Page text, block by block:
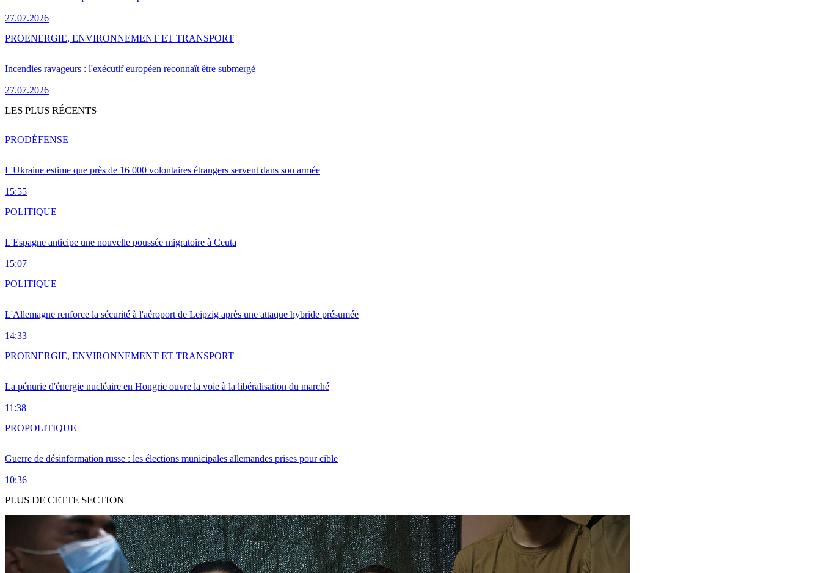
27.07.2026
Incendies ravageurs : l'exécutif européen reconnaît être submergé
27.07.2026
PROENERGIE, ENVIRONNEMENT ET TRANSPORT
LES PLUS RÉCENTS
L'Ukraine estime que près de 16 000 volontaires étrangers servent dans son armée
15:55
PRODÉFENSE
L'Espagne anticipe une nouvelle poussée migratoire à Ceuta
15:07
POLITIQUE
L'Allemagne renforce la sécurité à l'aéroport de Leipzig après une attaque hybride présumée
14:33
POLITIQUE
La pénurie d'énergie nucléaire en Hongrie ouvre la voie à la libéralisation du marché
11:38
PROENERGIE, ENVIRONNEMENT ET TRANSPORT
Guerre de désinformation russe : les élections municipales allemandes prises pour cible
10:36
PROPOLITIQUE
PLUS DE CETTE SECTION